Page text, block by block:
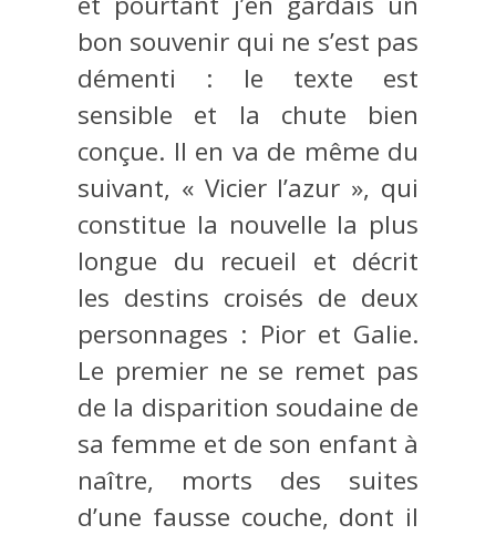
bon souvenir qui ne s’est pas
démenti : le texte est
sensible et la chute bien
conçue. Il en va de même du
suivant, « Vicier l’azur », qui
constitue la nouvelle la plus
longue du recueil et décrit
les destins croisés de deux
personnages : Pior et Galie.
Le premier ne se remet pas
de la disparition soudaine de
sa femme et de son enfant à
naître, morts des suites
d’une fausse couche, dont il